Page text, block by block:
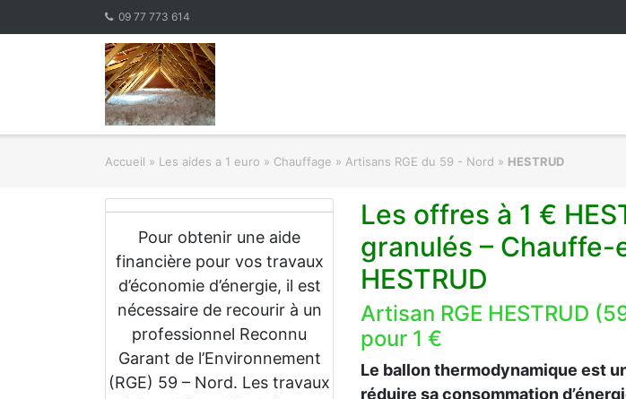
09 77 773 614
Accueil » Les aides a 1 euro » Chauffage » Artisans RGE du 59 - Nord » HESTRUD
Pour obtenir une aide
financière pour vos travaux
d’économie d’énergie, il est
nécessaire de recourir à un
professionnel Reconnu
Garant de l’Environnement
(RGE) 59 – Nord. Les travaux
Les offres à 1 €
granulés – Chauffe-
HESTRUD
Artisan RGE HESTRUD
pour 1 €
Le ballon thermodynamique est
réduire sa consommation